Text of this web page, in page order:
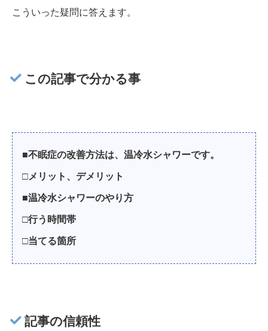
こういった疑問に答えます。
この記事で分かる事
■不眠症の改善方法は、温冷水シャワーです。
□メリット、デメリット
■温冷水シャワーのやり方
□行う時間帯
□当てる箇所
記事の信頼性